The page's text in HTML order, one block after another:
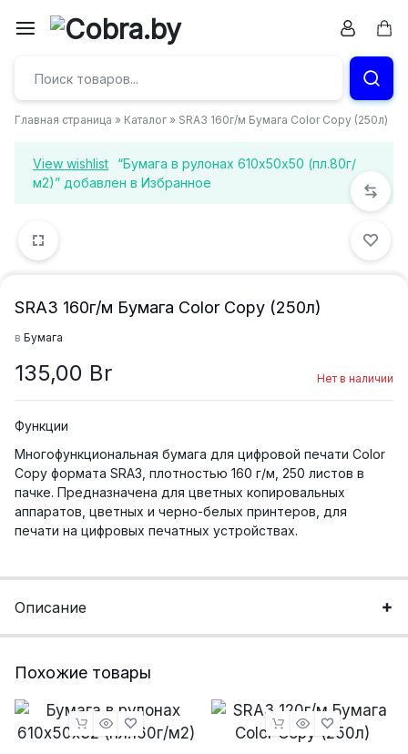
и
в
Главная страница » Каталог » SRА3 160г/м Бумага Color Copy (250л)
View wishlist
“Бумага в рулонах 610х50х50 (пл.80г/
м2)” добавлен в Избранное
SRА3 160г/м Бумага Color Copy (250л)
в Бумага
135,00 Br Нет в наличии
Функции
Многофункциональная бумага для цифровой печати Color
Copy формата SRA3, плотностью 160 г/м, 250 листов в
пачке. Предназначена для цветных копировальных
аппаратов, цветных и черно-белых принтеров, для
печати на цифровых печатных устройствах.
Описание
Похожие товары